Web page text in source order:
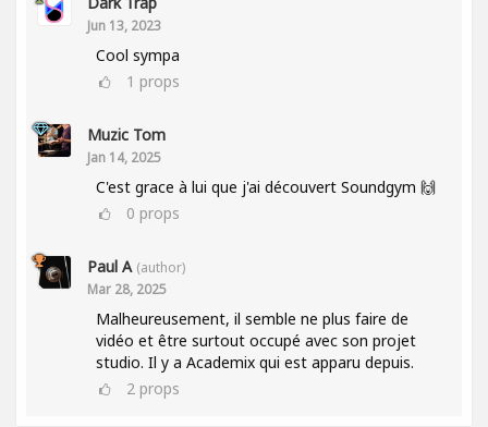
Jun 13, 2023
Cool sympa
1 props
Muzic Tom
Jan 14, 2025
C'est grace à lui que j'ai découvert Soundgym 🙌
0 props
Paul A (author)
Mar 28, 2025
Malheureusement, il semble ne plus faire de
vidéo et être surtout occupé avec son projet
studio. Il y a Academix qui est apparu depuis.
2 props